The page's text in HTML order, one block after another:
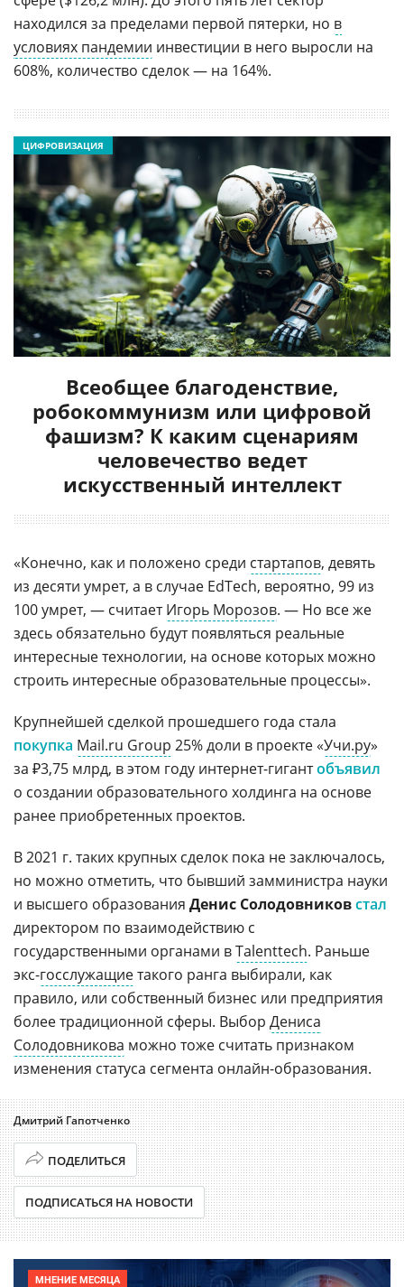
находился за пределами первой пятерки, но в
условиях пандемии инвестиции в него выросли на
608%, количество сделок — на 164%.
Всеобщее благоденствие,
робокоммунизм или цифровой
фашизм? К каким сценариям
человечество ведет
искусственный интеллект
ЦИФРОВИЗАЦИЯ
«Конечно, как и положено среди стартапов, девять
из десяти умрет, а в случае EdTech, вероятно, 99 из
100 умрет, — считаетИгорь Морозов. — Но все же
здесь обязательно будут появляться реальные
интересные технологии, на основе которых можно
строить интересные образовательные процессы».
Крупнейшей сделкой прошедшего года стала
покупка Mail.ru Group 25% доли в проекте «Учи.ру»
за ₽3,75 млрд, в этом году интернет-гигантобъявил
о создании образовательного холдинга на основе
ранее приобретенных проектов.
В 2021 г. таких крупных сделок пока не заключалось,
но можно отметить, что бывший замминистра науки
и высшего образования Денис Солодовниковстал
директором по взаимодействию с
государственными органами вTalenttech. Раньше
экс-госслужащиетакого ранга выбирали, как
правило, или собственный бизнес или предприятия
более традиционной сферы. Выбор Дениса
Солодовникова можно тоже считать признаком
изменения статуса сегмента онлайн-образования.
Дмитрий Гапотченко
ПОДЕЛИТЬСЯ
ПОДПИСАТЬСЯ НА НОВОСТИ
МНЕНИЕ МЕСЯЦА